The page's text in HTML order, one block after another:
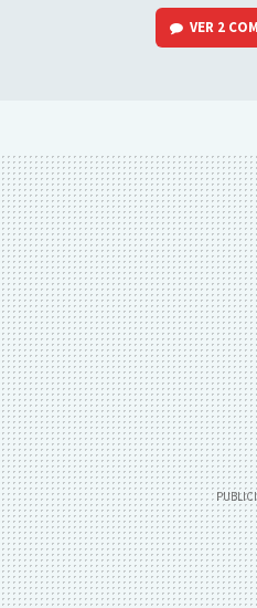
VER 2